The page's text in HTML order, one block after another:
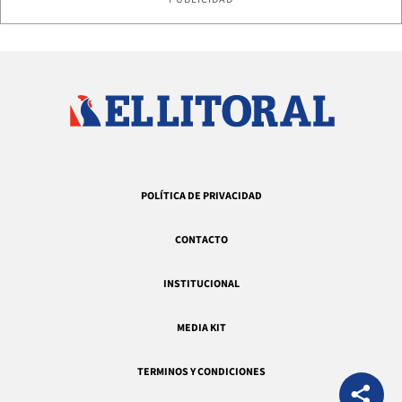
POLÍTICA DE PRIVACIDAD
CONTACTO
INSTITUCIONAL
MEDIA KIT
TERMINOS Y CONDICIONES